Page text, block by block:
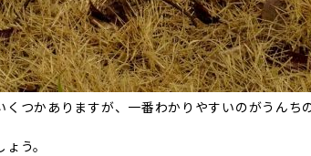
つかありますが、一番わかりやすいのがうんち
う。